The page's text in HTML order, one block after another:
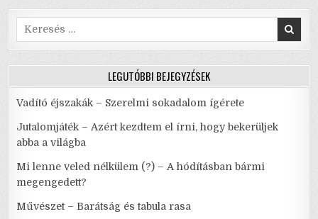
k
AKARATTALANÍTÁS,
FOJTÁS
Search
for:
LEGUTÓBBI BEJEGYZÉSEK
Vadító éjszakák – Szerelmi sokadalom ígérete
Jutalomjáték – Azért kezdtem el írni, hogy bekerüljek
abba a világba
Mi lenne veled nélkülem (?) – A hódításban bármi
megengedett?
Művészet – Barátság és tabula rasa